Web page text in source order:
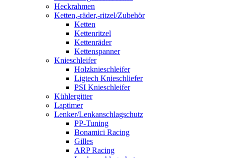
Heckrahmen
Ketten,-räder,-ritzel/Zubehör
Ketten
Kettenritzel
Kettenräder
Kettenspanner
Knieschleifer
Holzknieschleifer
Ligtech Knieschliefer
PSI Knieschleifer
Kühlergitter
Laptimer
Lenker/Lenkanschlagschutz
PP-Tuning
Bonamici Racing
Gilles
ARP Racing